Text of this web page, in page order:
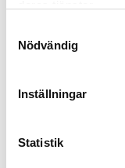
Nödvändig
Inställningar
Statistik
Debatt